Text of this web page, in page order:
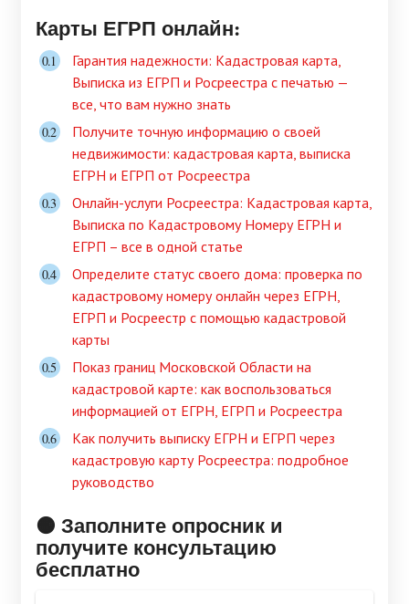
Карты ЕГРП онлайн:
Гарантия надежности: Кадастровая карта,
Выписка из ЕГРП и Росреестра с печатью —
все, что вам нужно знать
Получите точную информацию о своей
недвижимости: кадастровая карта, выписка
ЕГРН и ЕГРП от Росреестра
Онлайн-услуги Росреестра: Кадастровая карта,
Выписка по Кадастровому Номеру ЕГРН и
ЕГРП – все в одной статье
Определите статус своего дома: проверка по
кадастровому номеру онлайн через ЕГРН,
ЕГРП и Росреестр с помощью кадастровой
карты
Показ границ Московской Области на
кадастровой карте: как воспользоваться
информацией от ЕГРН, ЕГРП и Росреестра
Как получить выписку ЕГРН и ЕГРП через
кадастровую карту Росреестра: подробное
руководство
🟠 Заполните опросник и
получите консультацию
бесплатно